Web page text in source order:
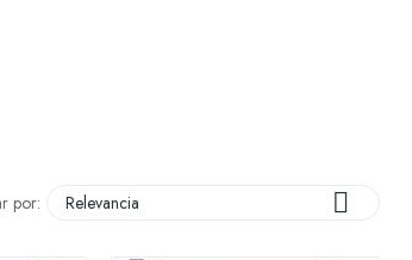
por: Relevancia 